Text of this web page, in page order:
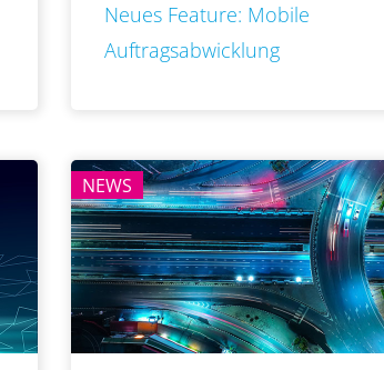
Neues Feature: Mobile
Auftragsabwicklung
NEWS